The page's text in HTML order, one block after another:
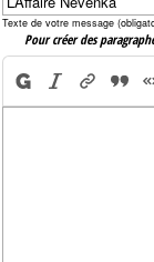
Texte de votre message
Pour créer des